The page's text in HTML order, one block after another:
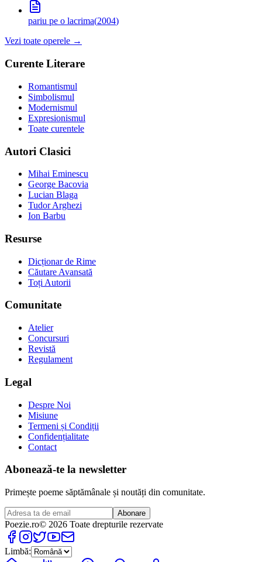
pariu pe o lacrima(2004)
Vezi toate operele →
Curente Literare
Romantismul
Simbolismul
Modernismul
Expresionismul
Toate curentele
Autori Clasici
Mihai Eminescu
George Bacovia
Lucian Blaga
Tudor Arghezi
Ion Barbu
Resurse
Dicționar de Rime
Căutare Avansată
Toți Autorii
Comunitate
Atelier
Concursuri
Revistă
Regulament
Legal
Despre Noi
Misiune
Termeni și Condiții
Confidențialitate
Contact
Abonează-te la newsletter
Primește poeme săptămânale și noutăți din comunitate.
Abonare
Poezie.ro© 2026 Toate drepturile rezervate
Limbă: